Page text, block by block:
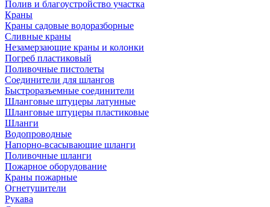
Полив и благоустройство участка
Краны
Краны садовые водоразборные
Сливные краны
Незамерзающие краны и колонки
Погреб пластиковый
Поливочные пистолеты
Соединители для шлангов
Быстроразъемные соединители
Шланговые штуцеры латунные
Шланговые штуцеры пластиковые
Шланги
Водопроводные
Напорно-всасывающие шланги
Поливочные шланги
Пожарное оборудование
Краны пожарные
Огнетушители
Рукава